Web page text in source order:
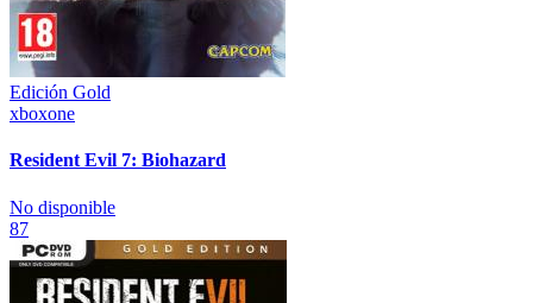
Edición Gold
xboxone
Resident Evil 7: Biohazard
No disponible
87